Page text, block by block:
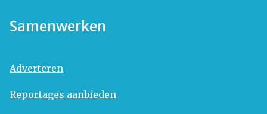
Samenwerken
Adverteren
Reportages aanbieden